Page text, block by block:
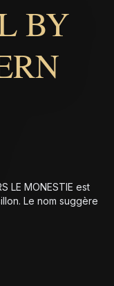
BY
LE MONESTIE est
Le nom suggère